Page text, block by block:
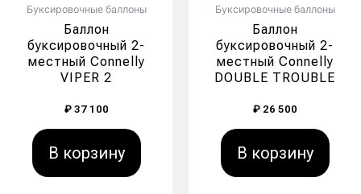
Буксировочные баллоны
Баллон
буксировочный 2-
местный Connelly
VIPER 2
₽37 100
В корзину
Буксировочные баллоны
Баллон
буксировочный 2-
местный Connelly
DOUBLE TROUBLE
₽26 500
В корзину